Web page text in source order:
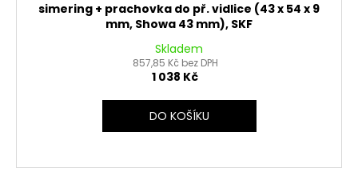
simering + prachovka do př. vidlice (43 x 54 x 9
mm, Showa 43 mm), SKF
Skladem
857,85 Kč bez DPH
1 038 Kč
DO KOŠÍKU